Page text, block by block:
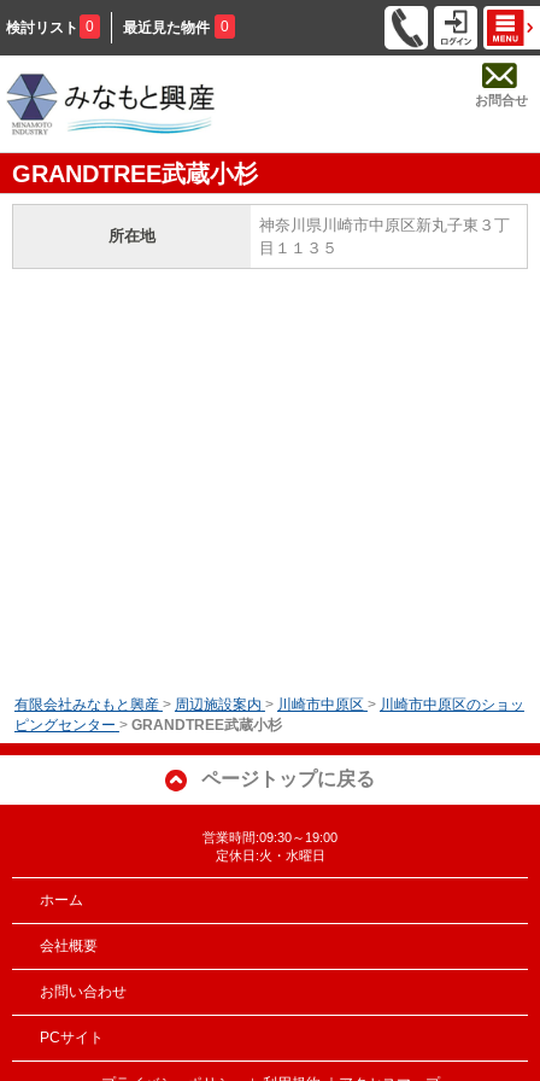
検討リスト 0 最近見た物件 0
お問合せ
GRANDTREE武蔵小杉
所在地
神奈川県川崎市中原区新丸子東３丁
目１１３５
有限会社みなもと興産 > 周辺施設案内 > 川崎市中原区 > 川崎市中原区のショッ
ピングセンター > GRANDTREE武蔵小杉
ページトップに戻る
営業時間:09:30～19:00
定休日:火・水曜日
ホーム
会社概要
お問い合わせ
PCサイト